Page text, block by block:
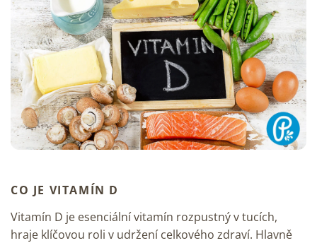
CO JE VITAMÍN D
Vitamín D je esenciální vitamín rozpustný v tucích,
hraje klíčovou roli v udržení celkového zdraví. Hlavně